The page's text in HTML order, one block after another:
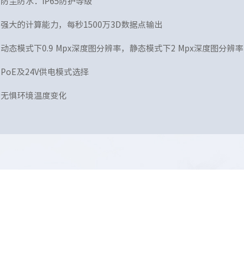
强大的计算能力，每秒1500万3D数据点输出
动态模式下0.9 Mpx深度图分辨率，静态模式下2 Mpx深度图分辨率
PoE及24V供电模式选择
无惧环境温度变化